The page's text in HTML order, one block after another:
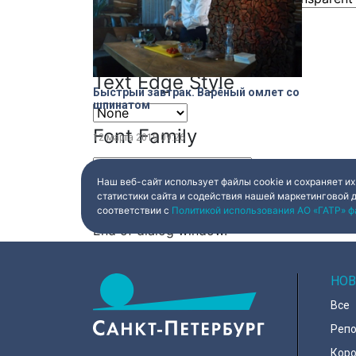
Font Size
Text Edge Style
Font Family
Resetrestore all settings to the default
Close Modal Dialog
End of dialog window.
Быстрый завтрак. Варёный омлет со
шпинатом
12 марта 2019 09:26
Наш веб-сайт использует файлы cookie и сохраняет
статистики сайта и содействия нашей
соответствии с Политикой использования АО «ГАТР»
Все